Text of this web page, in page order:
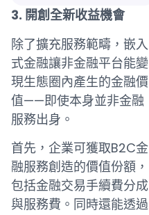
3. 開創全新收益機會
除了擴充服務範疇，嵌入
式金融讓非金融平台能變
現生態圈內產生的金融價
值——即使本身並非金融
服務出身。
首先，企業可獲取B2C金
融服務創造的價值份額，
包括金融交易手續費分成
與服務費。同時還能透過